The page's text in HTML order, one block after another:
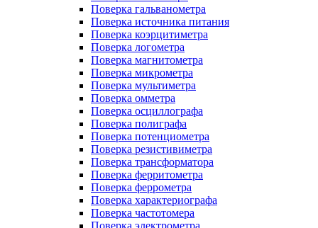
Поверка гальванометра
Поверка источника питания
Поверка коэрцитиметра
Поверка логометра
Поверка магнитометра
Поверка микрометра
Поверка мультиметра
Поверка омметра
Поверка осциллографа
Поверка полиграфа
Поверка потенциометра
Поверка резистивиметра
Поверка трансформатора
Поверка ферритометра
Поверка феррометра
Поверка характериографа
Поверка частотомера
Поверка электрометра